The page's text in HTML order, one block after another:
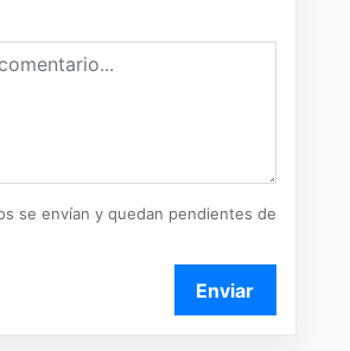
se envían y quedan pendientes de
Enviar